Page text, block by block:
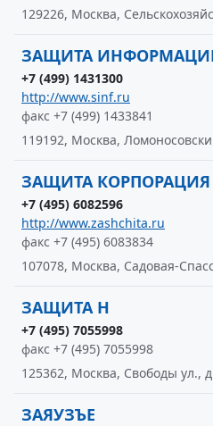
129226, Москва,
ЗАЩИТА
+7 (499) 1431300
http://www.sinf.ru
факс +7 (499) 1433841
119192, Москва,
ЗАЩИТА КОРПОРАЦИЯ
+7 (495) 6082596
http://www.zashchita.ru
факс +7 (495) 6083834
107078, Москва, Садовая-
ЗАЩИТА Н
+7 (495) 7055998
факс +7 (495) 7055998
125362, Москва, Свободы ул.,
ЗАЯУЗЪЕ